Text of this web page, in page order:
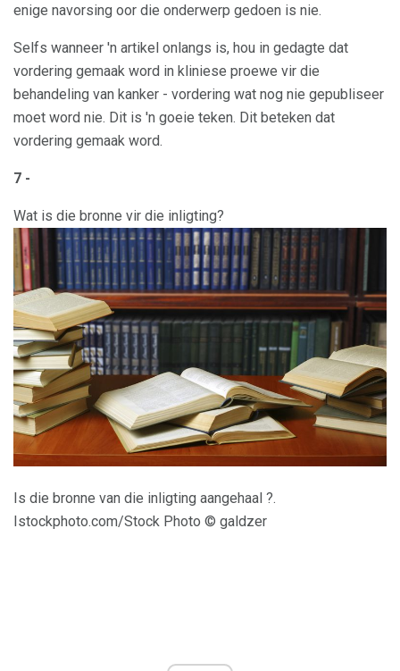
enige navorsing oor die onderwerp gedoen is nie.
Selfs wanneer 'n artikel onlangs is, hou in gedagte dat
vordering gemaak word in kliniese proewe vir die
behandeling van kanker - vordering wat nog nie gepubliseer
moet word nie. Dit is 'n goeie teken. Dit beteken dat
vordering gemaak word.
7 -
Wat is die bronne vir die inligting?
Is die bronne van die inligting aangehaal ?.
Istockphoto.com/Stock Photo © galdzer